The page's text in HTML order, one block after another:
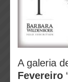
A galeria
Fevereiro